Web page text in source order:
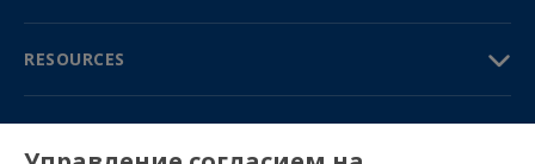
RESOURCES
TRAVEL GUIDE